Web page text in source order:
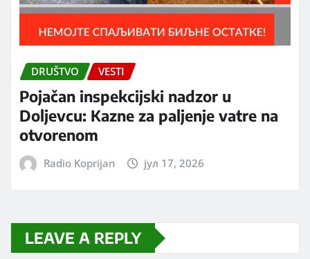
DRUŠTVO VESTI
Pojačan inspekcijski nadzor u
Doljevcu: Kazne za paljenje vatre na
otvorenom
Radio Koprijan јул 17, 2026
LEAVE A REPLY